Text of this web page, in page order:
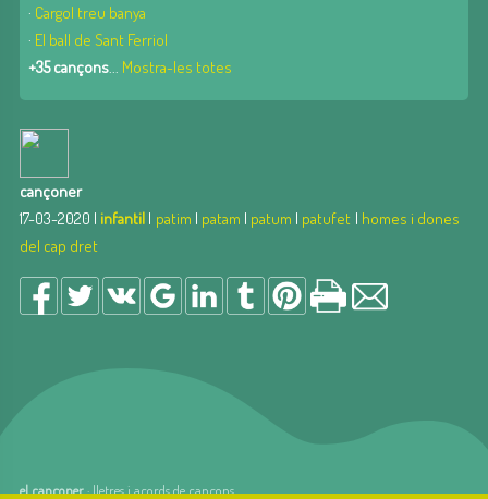
· Cargol treu banya
· El ball de Sant Ferriol
+35 cançons
Mostra-les totes
cançoner
17-03-2020 | infantil | patim | patam | patum | patufet | homes i dones
del cap dret
el cançoner· lletres i acords de cançons